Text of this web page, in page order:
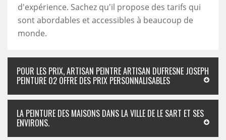
d'expérience. Sachez qu'il propose des tarifs qui
sont abordables et accessibles à beaucoup de
monde.
POUR LES PRIX, ARTISAN PEINTRE ARTISAN DUFRESNE JOSEPH
PEINTURE 02 OFFRE DES PRIX PERSONNALISABLES
LA PEINTURE DES MAISONS DANS LA VILLE DE LE SART ET SES
ENVIRONS.